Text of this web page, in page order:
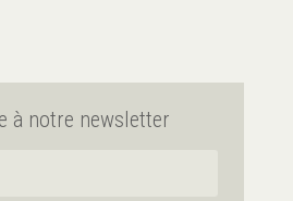
à notre newsletter